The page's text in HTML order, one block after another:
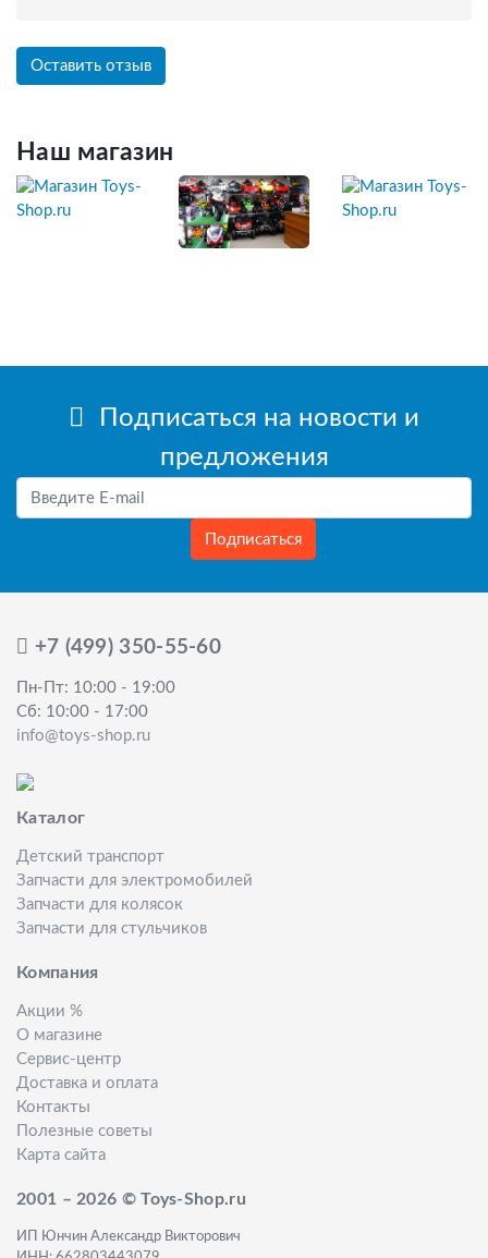
Оставить отзыв
Наш магазин
Подписаться на новости и
предложения
Подписаться
+7 (499) 350-55-60
Пн-Пт: 10:00 - 19:00
Сб: 10:00 - 17:00
info@toys-shop.ru
Каталог
Детский транспорт
Запчасти для электромобилей
Запчасти для колясок
Запчасти для стульчиков
Компания
Акции %
О магазине
Сервис-центр
Доставка и оплата
Контакты
Полезные советы
Карта сайта
2001 – 2026 © Toys-Shop.ru
ИП Юнчин Александр Викторович